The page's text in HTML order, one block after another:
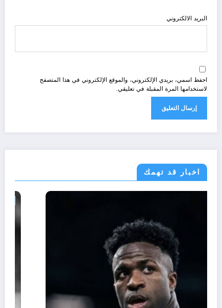
البريد الالكتروني
احفظ اسمي، بريدي الإلكتروني، والموقع الإلكتروني في هذا المتصفح
لاستخدامها المرة المقبلة في تعليقي.
اخبار قد تهمك